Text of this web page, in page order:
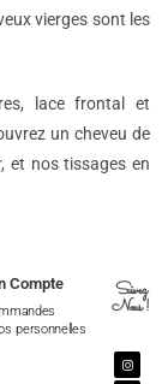
vierges sont les
lace frontal et
un cheveu de
et nos tissages en
Compte
personnelles
Suivez
Nous !